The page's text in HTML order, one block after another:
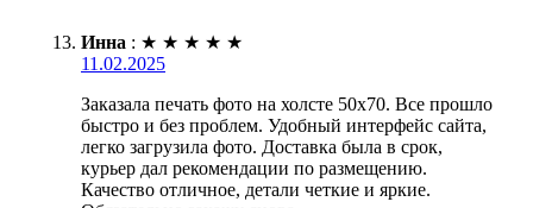
Инна : ★ ★ ★ ★ ★
11.02.2025
Заказала печать фото на холсте 50х70. Все прошло
быстро и без проблем. Удобный интерфейс сайта,
легко загрузила фото. Доставка была в срок,
курьер дал рекомендации по размещению.
Качество отличное, детали четкие и яркие.